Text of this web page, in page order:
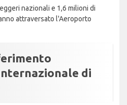
nazionali e 1,6 milioni di
attraversato l'Aeroporto
di